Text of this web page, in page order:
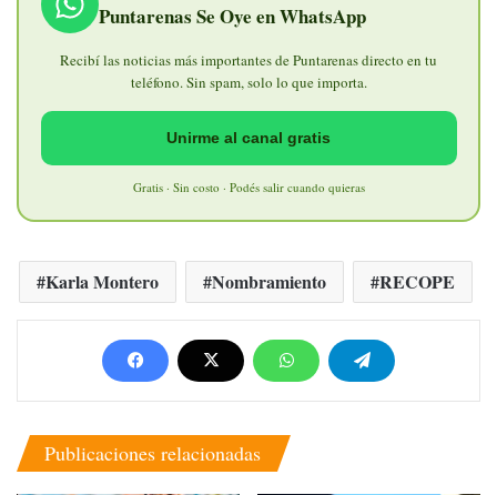
Puntarenas Se Oye en WhatsApp
Recibí las noticias más importantes de Puntarenas directo en tu
teléfono. Sin spam, solo lo que importa.
Unirme al canal gratis
Gratis · Sin costo · Podés salir cuando quieras
Karla Montero Nombramiento RECOPE
Publicaciones relacionadas